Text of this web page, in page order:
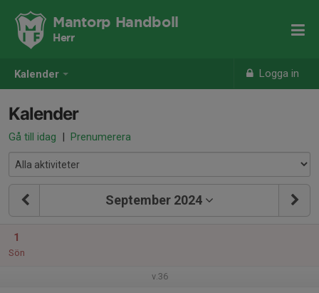
Kalender Logga in
Mantorp Handboll
Herr
Kalender
Gå till idag | Prenumerera
September 2024
1
Sön
v.36